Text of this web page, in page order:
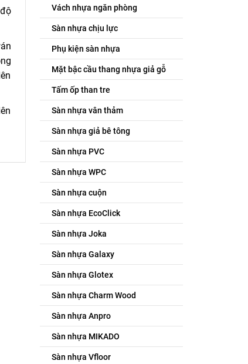
Vách nhựa ngăn phòng
Sàn nhựa chịu lực
Phụ kiện sàn nhựa
Mặt bậc cầu thang nhựa giả gỗ
Tấm ốp than tre
Sàn nhựa vân thảm
Sàn nhựa giả bê tông
Sàn nhựa PVC
Sàn nhựa WPC
Sàn nhựa cuộn
Sàn nhựa EcoClick
Sàn nhựa Joka
Sàn nhựa Galaxy
Sàn nhựa Glotex
Sàn nhựa Charm Wood
Sàn nhựa Anpro
Sàn nhựa MIKADO
Sàn nhựa Vfloor